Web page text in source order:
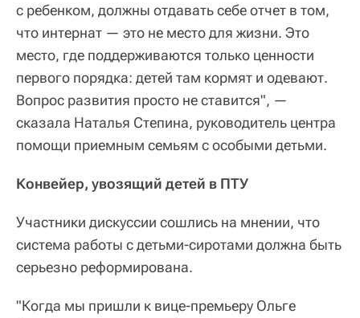
с ребенком, должны отдавать себе отчет в том,
что интернат — это не место для жизни. Это
место, где поддерживаются только ценности
первого порядка: детей там кормят и одевают.
Вопрос развития просто не ставится", —
сказала Наталья Степина, руководитель центра
помощи приемным семьям с особыми детьми.
Конвейер, увозящий детей в ПТУ
Участники дискуссии сошлись на мнении, что
система работы с детьми-сиротами должна быть
серьезно реформирована.
"Когда мы пришли к вице-премьеру Ольге